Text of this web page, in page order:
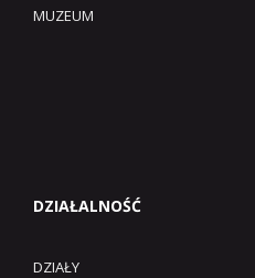
MUZEUM​
DZIAŁALNOŚĆ
DZIAŁY